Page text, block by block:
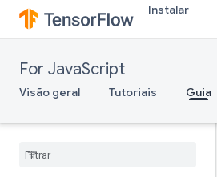
Instalar
For JavaScript
Visão geral Tutoriais Guia